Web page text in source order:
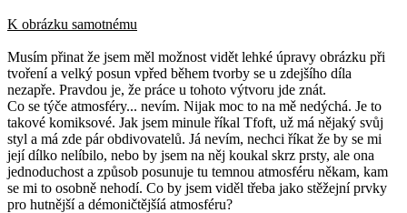
K obrázku samotnému
Musím přinat že jsem měl možnost vidět lehké úpravy obrázku při
tvoření a velký posun vpřed během tvorby se u zdejšího díla
nezapře. Pravdou je, že práce u tohoto výtvoru jde znát.
Co se týče atmosféry... nevím. Nijak moc to na mě nedýchá. Je to
takové komiksové. Jak jsem minule říkal Tfoft, už má nějaký svůj
styl a má zde pár obdivovatelů. Já nevím, nechci říkat že by se mi
její dílko nelíbilo, nebo by jsem na něj koukal skrz prsty, ale ona
jednoduchost a způsob posunuje tu temnou atmosféru někam, kam
se mi to osobně nehodí. Co by jsem viděl třeba jako stěžejní prvky
pro hutnější a démoničtějšíá atmosféru?